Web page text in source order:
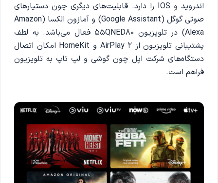
اندروید و IOS را دارد. قابلیت‌های دیگری چون دستیارهای
صوتی گوگل (Google Assistant) و آمازون الکسا (Amazon
Alexa) در تلویزیون 55QNED80 فعال می‌باشد. به لطف
پشتیبانی تلویزیون از AirPlay 2 و HomeKit امکان اتصال
دستگاه‌های شرکت اپل چون گوشی و لپ تاپ به تلویزیون
فراهم است.